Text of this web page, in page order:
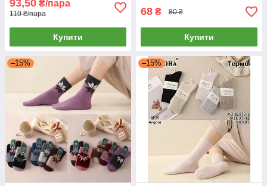
93,50 ₴/пара
110 ₴/пара
Купити
68 ₴ 80 ₴
Купити
–15% –15%